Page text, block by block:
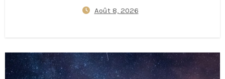
Applications J‑Alert,
essentiels du kit 72 heures
Août 8, 2026